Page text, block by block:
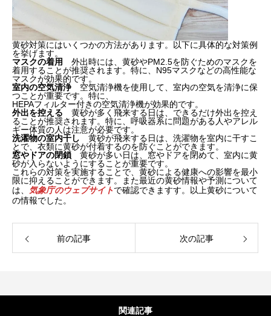
黄砂対策にはいくつかの方法があります。以下に具体的な対策例
を挙げます。
マスクの着用 外出時には、黄砂やPM2.5を防ぐためのマスクを
着用することが推奨されます。特に、N95マスクなどの高性能な
マスクが効果的です。
室内の空気清浄空気清浄機を使用して、室内の空気を清浄に保
つことが重要です。特に、
HEPAフィルター付きの空気清浄機が効果的です。
外出を控える 黄砂が多く飛来する日は、できるだけ外出を控え
ることが推奨されます。特に、呼吸器系に問題がある人やアレル
ギー体質の人は注意が必要です。
洗濯物の室内干し 黄砂が飛来する日は、洗濯物を室内に干すこ
とで、衣類に黄砂が付着するのを防ぐことができます。
窓やドアの閉鎖 黄砂が多い日は、窓やドアを閉めて、室内に黄
砂が入らないようにすることが重要です。
これらの対策を実施することで、黄砂による健康への影響を最小
限に抑えることができます。また最近の黄砂情報や予測について
は
気象庁のウェブサイトで確認できますす。以上黄砂について
の情報でした。
前の記事 次の記事
関連記事